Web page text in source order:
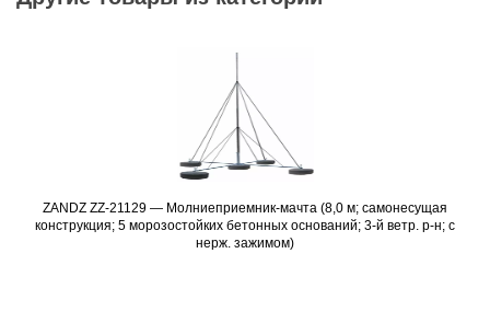
Подробнее
ZANDZ ZZ-21129 — Молниеприемник-мачта (8,0 м; самонесущая
конструкция; 5 морозостойких бетонных оснований; 3-й ветр. р-н; с
нерж. зажимом)